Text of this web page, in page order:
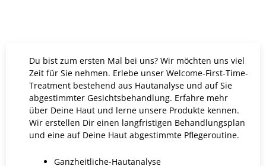
Du bist zum ersten Mal bei uns? Wir möchten uns viel
Zeit für Sie nehmen. Erlebe unser Welcome-First-Time-
Treatment bestehend aus Hautanalyse und auf Sie
abgestimmter Gesichtsbehandlung. Erfahre mehr
über Deine Haut und lerne unsere Produkte kennen.
Wir erstellen Dir einen langfristigen Behandlungsplan
und eine auf Deine Haut abgestimmte Pflegeroutine.
Ganzheitliche-Hautanalyse